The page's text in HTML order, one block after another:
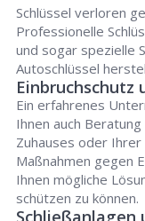
Schlüssel verloren
Professionelle
und sogar spezielle
Autoschlüssel
Einbruchschutz
Ein erfahrenes
Ihnen auch
Zuhauses oder
Maßnahmen gegen
Ihnen mögliche
schützen zu können.
Schließanlagen